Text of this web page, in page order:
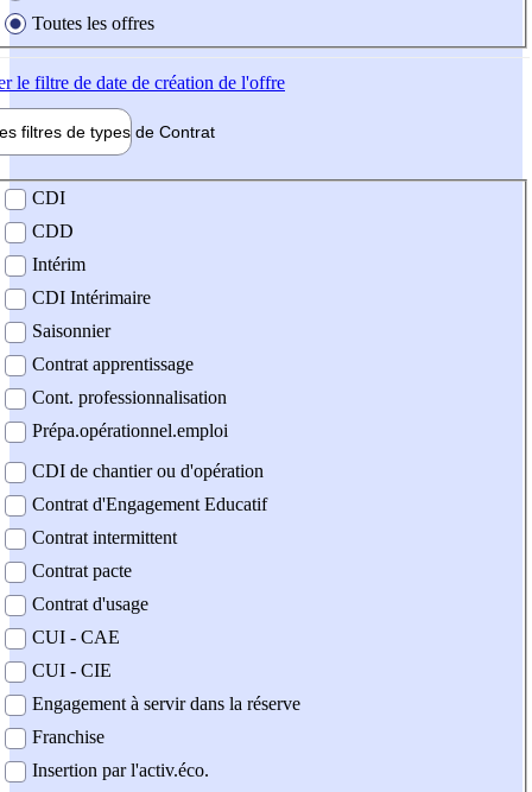
Toutes les offres
le filtre de date de création de l'offre
filtres de types de Contrat
contrat
CDI
CDD
Intérim
CDI Intérimaire
Saisonnier
Contrat apprentissage
Cont. professionnalisation
Prépa.opérationnel.emploi
CDI de chantier ou d'opération
Contrat d'Engagement Educatif
Contrat intermittent
Contrat pacte
Contrat d'usage
CUI - CAE
CUI - CIE
Engagement à servir dans la réserve
Franchise
Insertion par l'activ.éco.